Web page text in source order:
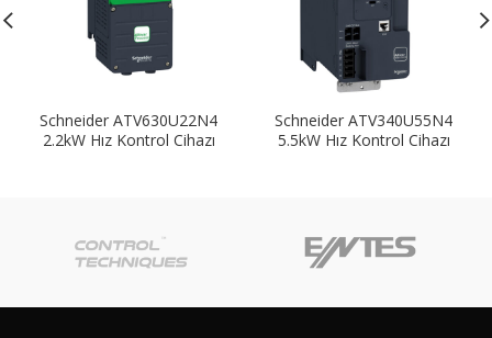
Schneider ATV630U22N4
2.2kW Hız Kontrol Cihazı
Schneider ATV340U55N4
5.5kW Hız Kontrol Cihazı